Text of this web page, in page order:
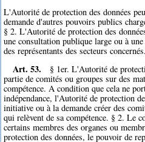
L'Autorité de protection des données
demande d'autres pouvoirs publics
§ 2. L'Autorité de protection des
une consultation publique large ou à
des représentants des secteurs concernés.
Art. 53.
§ 1er. L'Autorité de
partie de comités ou groupes sur des
compétence. A condition que cela ne
indépendance, l'Autorité de protection
initiative ou à la demande créer des
qui relèvent de sa compétence. § 2. Le
certains membres des organes ou
protection des données, le pouvoir de